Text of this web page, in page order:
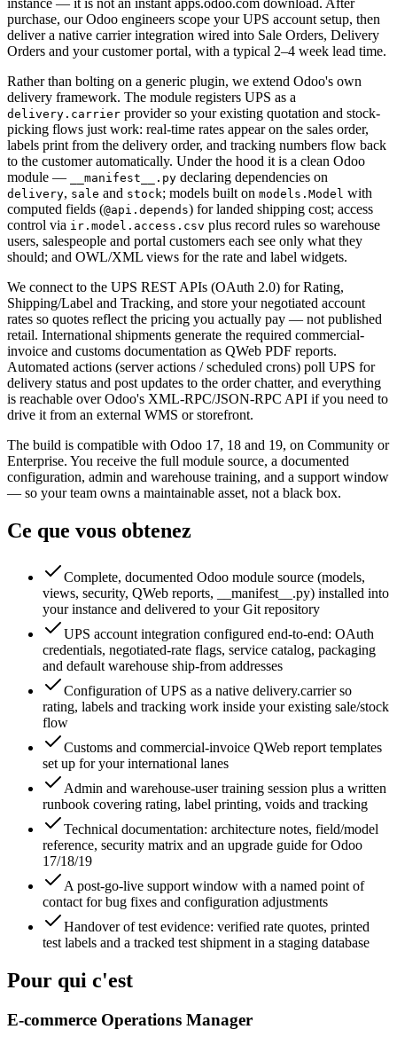
instance — it is not an instant apps.odoo.com download. After
purchase, our Odoo engineers scope your UPS account setup, then
deliver a native carrier integration wired into Sale Orders, Delivery
Orders and your customer portal, with a typical 2–4 week lead time.
Rather than bolting on a generic plugin, we extend Odoo's own
delivery framework. The module registers UPS as a
delivery.carrier provider so your existing quotation and stock-
picking flows just work: real-time rates appear on the sales order,
labels print from the delivery order, and tracking numbers flow back
to the customer automatically. Under the hood it is a clean Odoo
module —
__manifest__.py declaring dependencies on
delivery, sale and stock; models built on models.Model with
computed fields (@api.depends) for landed shipping cost; access
control via ir.model.access.csv plus record rules so warehouse
users, salespeople and portal customers each see only what they
should; and OWL/XML views for the rate and label widgets.
We connect to the UPS REST APIs (OAuth 2.0) for Rating,
Shipping/Label and Tracking, and store your negotiated account
rates so quotes reflect the pricing you actually pay — not published
retail. International shipments generate the required commercial-
invoice and customs documentation as QWeb PDF reports.
Automated actions (server actions / scheduled crons) poll UPS for
delivery status and post updates to the order chatter, and everything
is reachable over Odoo's XML-RPC/JSON-RPC API if you need to
drive it from an external WMS or storefront.
The build is compatible with Odoo 17, 18 and 19, on Community or
Enterprise. You receive the full module source, a documented
configuration, admin and warehouse training, and a support window
— so your team owns a maintainable asset, not a black box.
Ce que vous obtenez
Complete, documented Odoo module source (models,
views, security, QWeb reports, __manifest__.py) installed into
your instance and delivered to your Git repository
UPS account integration configured end-to-end: OAuth
credentials, negotiated-rate flags, service catalog, packaging
and default warehouse ship-from addresses
Configuration of UPS as a native delivery.carrier so
rating, labels and tracking work inside your existing sale/stock
flow
Customs and commercial-invoice QWeb report templates
set up for your international lanes
Admin and warehouse-user training session plus a written
runbook covering rating, label printing, voids and tracking
Technical documentation: architecture notes, field/model
reference, security matrix and an upgrade guide for Odoo
17/18/19
A post-go-live support window with a named point of
contact for bug fixes and configuration adjustments
Handover of test evidence: verified rate quotes, printed
test labels and a tracked test shipment in a staging database
Pour qui c'est
E-commerce Operations Manager